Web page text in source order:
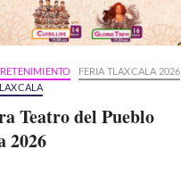
FERIA TLAXCALA 2026
Teatro del Pueblo
2026